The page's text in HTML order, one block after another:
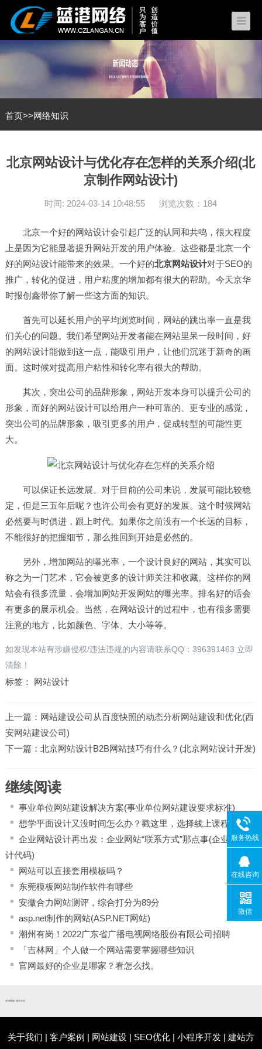
首页>>网络知识
北京网站设计与优化存在怎样的关系介绍(北
京制作网站设计)
时间: 2024-03-14 10:48:55 浏览次数：184
北京一个好的网站设计会引起广泛的认同和共鸣，很大程度
上是因为它能显著提升网站开发的用户体验。这些都是北京一个
好的网站设计能带来的效果。一个好的北京网站设计对于SEO的
推广，转化的促进，用户粘度的增加都有很大的帮助。今天京华
时报创鑫带你了解一些这方面的知识。
首先可以延长用户的平均浏览时间，网站的跳出率一直是我
们关心的问题。我们希望网站开发者能在网站里呆一段时间，好
的网站设计能做到这一点，能吸引用户，让他们沉迷于新奇的画
面。这时候对提高用户粘性和转化率有很大的帮助。
其次，突出公司的品牌形象，网站开发本身可以提升公司的
形象，而好的网站设计可以给用户一种可靠的、更专业的感觉，
突出公司的品牌形象，吸引更多的用户，促成转型的可能性更
大。
可以保证长远发展。对于目前的公司来说，发展可能比较稳
定，但是三五年后呢？也许公司会有更好的发展。这个时候网站
必然要与时俱进，跟上时代。如果你之前没有一个长远的目标，
不能很好的把握细节，那么推回到开始是必然的。
另外，增加网站的曝光率，一个设计良好的网站，其实可以
称之为一门艺术，它会被更多的设计师关注和收藏。这样你的网
站会有很多流量，会增加网站开发网站的曝光率。排名好的话会
有更多的展示机会。当然，在网站设计的过程中，也有很多需要
注意的地方，比如颜色、字体、大小等等。
如发现本站有涉嫌侵权/违法违规的内容请联系QQ：396391463 立即
清除！
标签： 网站设计
上一篇： 网站建设公司从百度快照的动态分析网站建设和优化(西
安网站建设公司)
下一篇： 北京网站设计B2B网站技巧有什么？(北京网站设计开发)
继续阅读
事业单位网站建设解决方案(事业单位网站建设要求标准)
想学平面设计又没时间怎么办？戳这里，选择线上课程随时学
企业网站设计再出发：企业网站“联系方式”那点事(企业网站设
计代码)
网站可以直接套用模板吗？
东莞模板网站制作软件有哪些
安徽合力网站测评，综合打分为89分
asp.net制作的网站(ASP.NET网站)
潮州有岗！2022广东省广播电视网络股份有限公司招聘
「吉林网」个人做一个网站需要掌握哪些知识
官网最好的企业是哪家？看怎么找。
友情链接: 城市分站
关于我们 | 客户案例 | 网站建设| SEO优化| 小程序开发| 建站方
服务热线
在线咨询
微信